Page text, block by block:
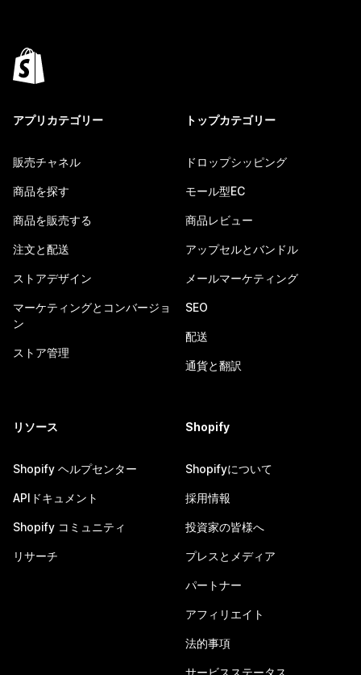
アプリカテゴリー
販売チャネル
商品を探す
商品を販売する
注文と配送
ストアデザイン
マーケティングとコンバージョ
ン
ストア管理
トップカテゴリー
ドロップシッピング
モール型EC
商品レビュー
アップセルとバンドル
メールマーケティング
SEO
配送
通貨と翻訳
リソース
Shopify ヘルプセンター
APIドキュメント
Shopify コミュニティ
リサーチ
Shopify
Shopifyについて
採用情報
投資家の皆様へ
プレスとメディア
パートナー
アフィリエイト
法的事項